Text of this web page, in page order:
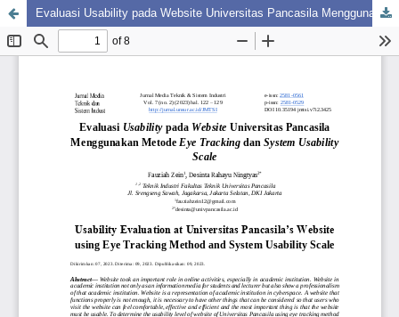
Evaluasi Usability pada Website Universitas Pancasila Menggunakan Metode Eye Tracking dan System Usability Scale